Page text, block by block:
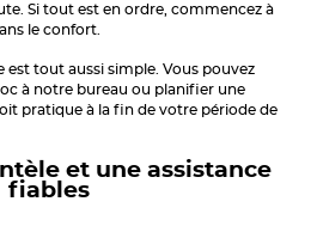
Si tout est en ordre, commencez à
le confort.
est tout aussi simple. Vous pouvez
à notre bureau ou planifier une
pratique à la fin de votre période de
et une assistance
fiables